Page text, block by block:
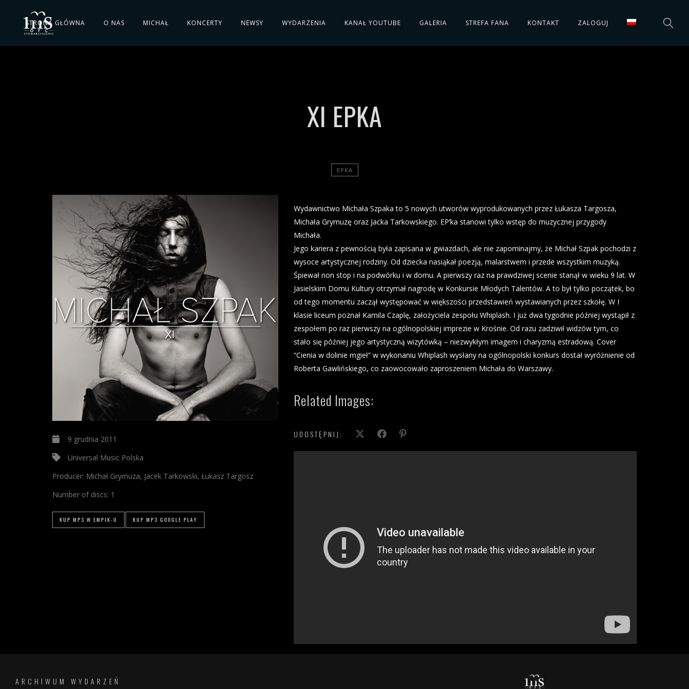
STRONA GŁÓWNA O NAS MICHAŁ KONCERTY NEWSY WYDARZENIA KANAŁ YOUTUBE GALERIA STREFA FANA KONTAKT ZALOGUJ
XI EPKA
EPKA
9 grudnia 2011
Universal Music Polska
Producer: Michał Grymuza, Jacek Tarkowski, Łukasz Targosz
Number of discs: 1
KUP MP3 W EMPIK-U KUP MP3 GOOGLE PLAY
Wydawnictwo Michała Szpaka to 5 nowych utworów wyprodukowanych przez Łukasza Targosza,
Michała Grymuzę oraz Jacka Tarkowskiego. EP’ka stanowi tylko wstęp do muzycznej przygody
Michała.
Jego kariera z pewnością była zapisana w gwiazdach, ale nie zapominajmy, że Michał Szpak pochodzi z
wysoce artystycznej rodziny. Od dziecka nasiąkał poezją, malarstwem i przede wszystkim muzyką.
Śpiewał non stop i na podwórku i w domu. A pierwszy raz na prawdziwej scenie stanął w wieku 9 lat. W
Jasielskim Domu Kultury otrzymał nagrodę w Konkursie Młodych Talentów. A to był tylko początek, bo
od tego momentu zaczął występować w większości przedstawień wystawianych przez szkołę. W I
klasie liceum poznał Kamila Czaplę, założyciela zespołu Whiplash. I już dwa tygodnie później wystąpił z
zespołem po raz pierwszy na ogólnopolskiej imprezie w Krośnie. Od razu zadziwił widzów tym, co
stało się później jego artystyczną wizytówką – niezwykłym imagem i charyzmą estradową. Cover
“Cienia w dolinie mgieł” w wykonaniu Whiplash wysłany na ogólnopolski konkurs dostał wyróżnienie od
Roberta Gawlińskiego, co zaowocowało zaproszeniem Michała do Warszawy.
Related Images:
UDOSTĘPNIJ:
ARCHIWUM WYDARZEŃ